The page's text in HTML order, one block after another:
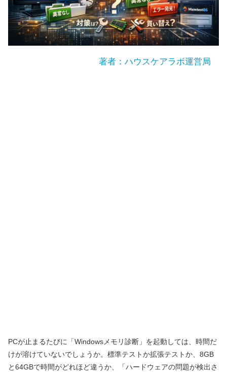
著者：ハウスケアラボ運営局
PCが止まるたびに「Windowsメモリ診断」を起動しては、時間だ
けが溶けていないでしょうか。標準テストか拡張テストか、8GB
と64GBで時間がどれほど違うか、「ハードウェアの問題が検出さ